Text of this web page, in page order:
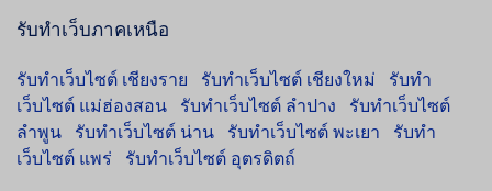
รับทำเว็บภาคเหนือ
รับทำเว็บไซต์ เชียงราย รับทำเว็บไซต์ เชียงใหม่
รับทำ
เว็บไซต์ แม่ฮ่องสอน
รับทำเว็บไซต์ ลำปาง
รับทำเว็บไซต์
ลำพูน
รับทำเว็บไซต์ น่าน รับทำเว็บไซต์ พะเยา
รับทำ
เว็บไซต์ แพร่
รับทำเว็บไซต์ อุตรดิตถ์